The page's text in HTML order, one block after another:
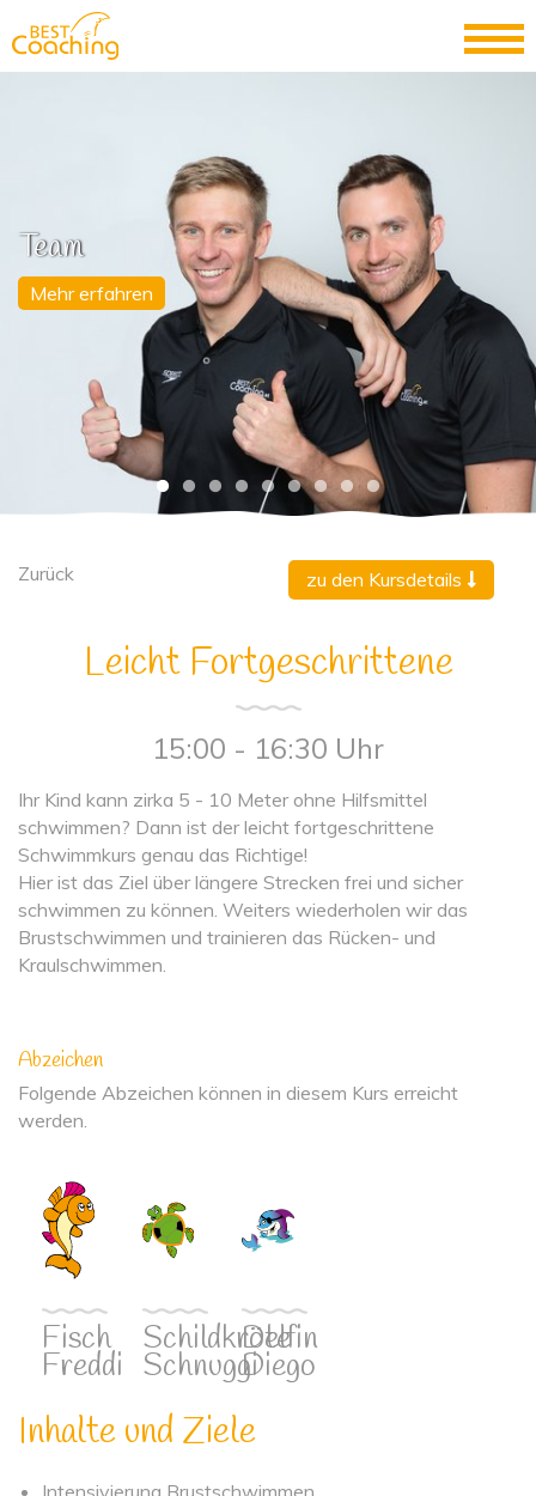
Team
Mehr erfahren
Zurück zu den Kursdetails
Leicht Fortgeschrittene
15:00 - 16:30 Uhr
Ihr Kind kann zirka 5 - 10 Meter ohne Hilfsmittel
schwimmen? Dann ist der leicht fortgeschrittene
Schwimmkurs genau das Richtige!
Hier ist das Ziel über längere Strecken frei und sicher
schwimmen zu können. Weiters wiederholen wir das
Brustschwimmen und trainieren das Rücken- und
Kraulschwimmen.
Abzeichen
Folgende Abzeichen können in diesem Kurs erreicht
werden.
Fisch
Freddi
Schildkröte
Schnuggi
Delfin
Diego
Inhalte und Ziele